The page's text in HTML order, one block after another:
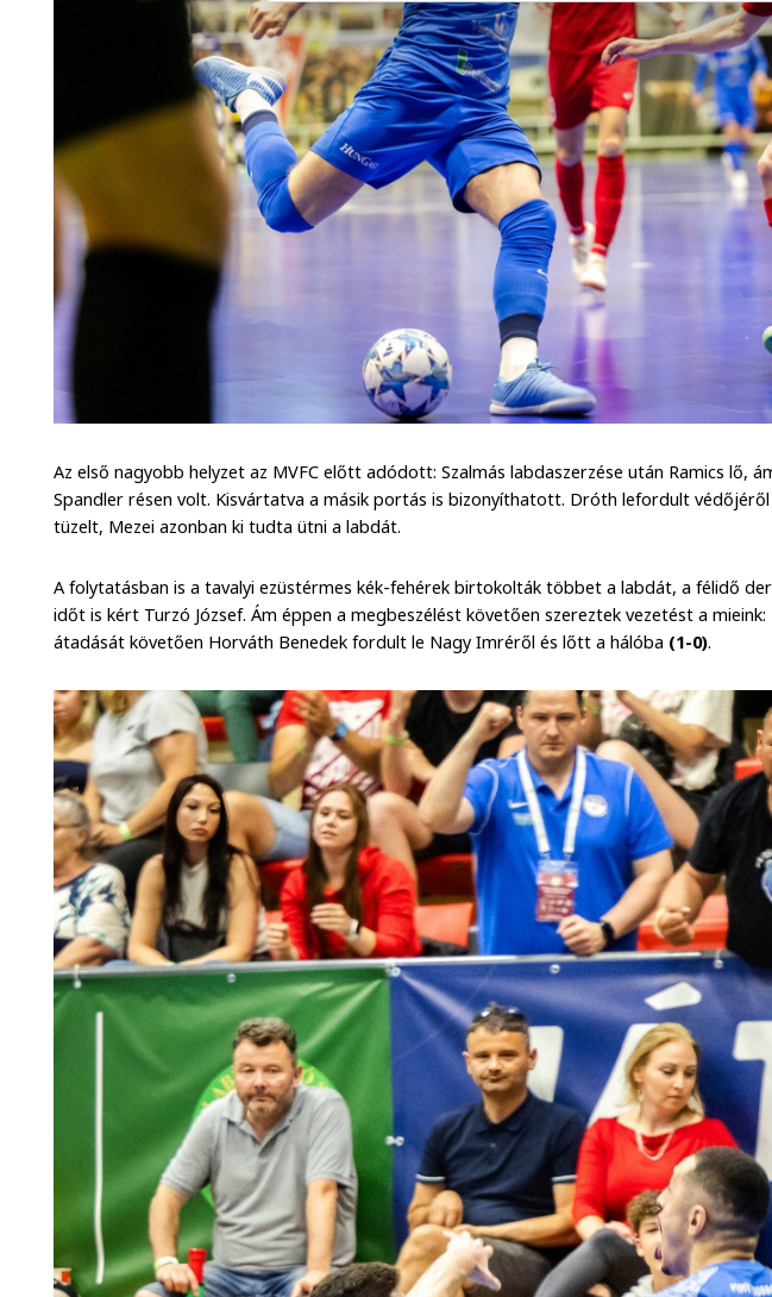
Az első nagyobb helyzet az MVFC előtt adódott: Szalmás labdaszerzése után Ramics lő,
Spandler résen volt. Kisvártatva a másik portás is bizonyíthatott. Dróth lefordult védőjéről
tüzelt, Mezei azonban ki tudta ütni a labdát.
A folytatásban is a tavalyi ezüstérmes kék-fehérek birtokolták többet a labdát, a félidő
időt is kért Turzó József. Ám éppen a megbeszélést követően szereztek vezetést a
átadását követően Horváth Benedek fordult le Nagy Imréről és lőtt a hálóba (1-0).